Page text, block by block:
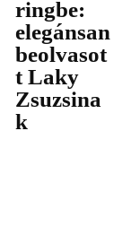
ringbe:
elegánsan
beolvasot
t Laky
Zsuzsina
k